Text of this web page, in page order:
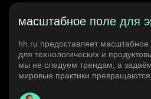
масштабное поле для
hh.ru предоставляет масштабное
для технологических и
мы не следуем трендам, а
мировые практики